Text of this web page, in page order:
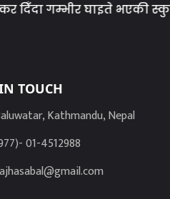
गम्भीर घाइते भएकी स्कुटरमा
TOUCH
Kathmandu, Nepal
01-4512988